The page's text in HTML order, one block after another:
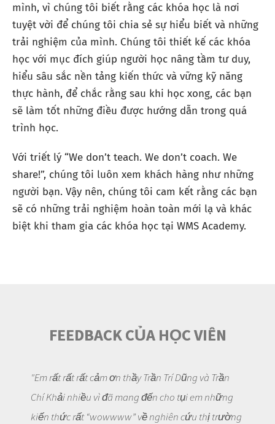
mình, vì chúng tôi biết rằng các khóa học là nơi
tuyệt vời để chúng tôi chia sẻ sự hiểu biết và những
trải nghiệm của mình. Chúng tôi thiết kế các khóa
học với mục đích giúp người học nâng tầm tư duy,
hiểu sâu sắc nền tảng kiến thức và vững kỹ năng
thực hành, để chắc rằng sau khi học xong, các bạn
sẽ làm tốt những điều được hướng dẫn trong quá
trình học.
Với triết lý “We don’t teach. We don’t coach. We
share!”, chúng tôi luôn xem khách hàng như những
người bạn. Vậy nên, chúng tôi cam kết rằng các bạn
sẽ có những trải nghiệm hoàn toàn mới lạ và khác
biệt khi tham gia các khóa học tại WMS Academy.
FEEDBACK CỦA HỌC VIÊN
"Em rất rất rất cảm ơn thầy Trần Trí Dũng và Trần
Chí Khải nhiều vì đã mang đến cho tụi em những
kiến thức rất “wowwww” về nghiên cứu thị trường